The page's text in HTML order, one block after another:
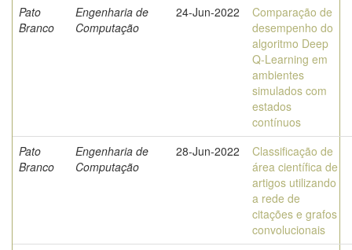
Pato
Branco
Engenharia de
Computação
24-Jun-2022
Comparação de
desempenho do
algoritmo Deep
Q-Learning em
ambientes
simulados com
estados
contínuos
Pato
Branco
Engenharia de
Computação
28-Jun-2022
Classificação de
área científica de
artigos utilizando
a rede de
citações e grafos
convolucionais